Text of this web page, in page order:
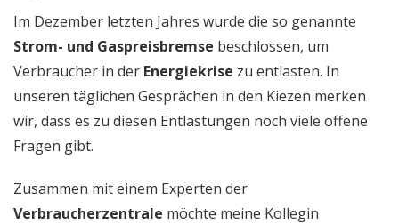
Im Dezember letzten Jahres wurde die so genannte
Strom- und Gaspreisbremse beschlossen, um
Verbraucher in der Energiekrise zu entlasten. In
unseren täglichen Gesprächen in den Kiezen merken
wir, dass es zu diesen Entlastungen noch viele offene
Fragen gibt.
Zusammen mit einem Experten der
Verbraucherzentrale möchte meine Kollegin